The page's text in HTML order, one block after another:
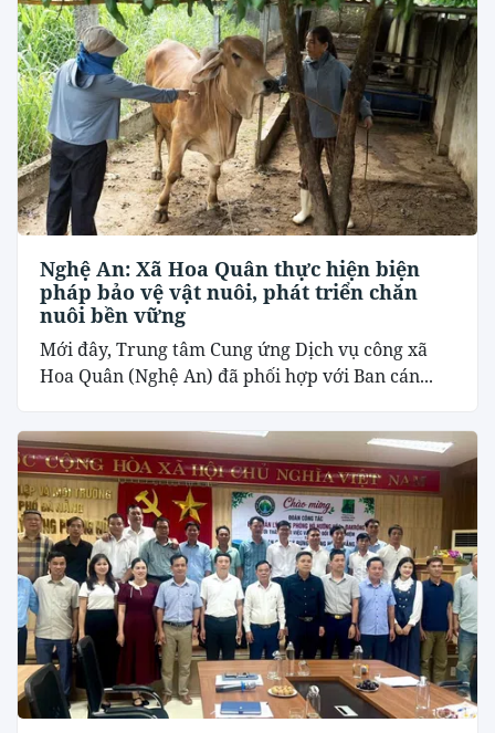
Nghệ An: Xã Hoa Quân thực hiện biện
pháp bảo vệ vật nuôi, phát triển chăn
nuôi bền vững
Mới đây, Trung tâm Cung ứng Dịch vụ công xã
Hoa Quân (Nghệ An) đã phối hợp với Ban cán...